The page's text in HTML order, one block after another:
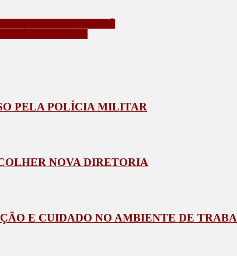
PELA POLÍCIA MILITAR
NOVA DIRETORIA
E CUIDADO NO AMBIENTE DE